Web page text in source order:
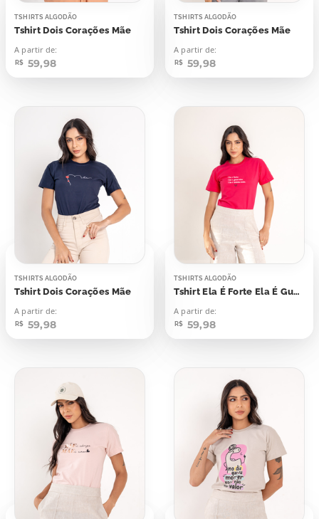
TSHIRTS ALGODÃO
Tshirt Dois Corações Mãe
A partir de:
R$ 59,98
TSHIRTS ALGODÃO
Tshirt Dois Corações Mãe
A partir de:
R$ 59,98
TSHIRTS ALGODÃO
Tshirt Dois Corações Mãe
A partir de:
R$ 59,98
TSHIRTS ALGODÃO
Tshirt Ela É Forte Ela É Guerreira Ela É Minha Mãe
A partir de:
R$ 59,98